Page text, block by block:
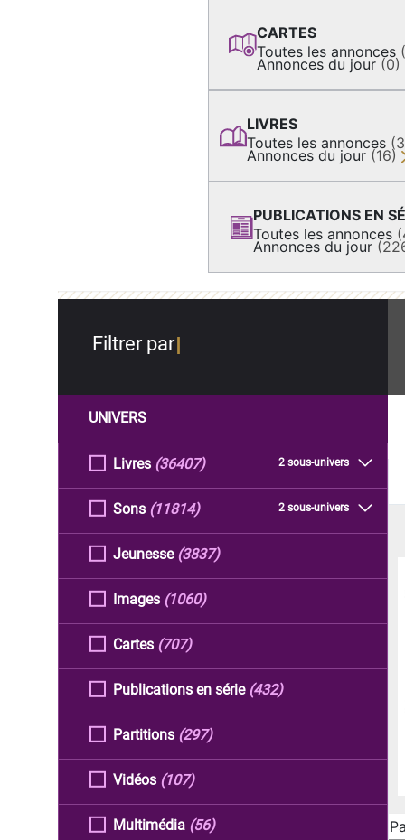
CARTES
Toutes les annonces
Annonces du jour (0)
LIVRES
Toutes les annonces
Annonces du jour (16)
PUBLICATIONS EN
Toutes les annonces
Annonces du jour
Filtrer par
UNIVERS
Livres 2 sous-univers
(36407)
Sons 2 sous-univers
(11814)
Jeunesse (3837)
Images (1060)
Cartes (707)
Publications en série (432)
Partitions (297)
Vidéos (107)
Multimédia (56)